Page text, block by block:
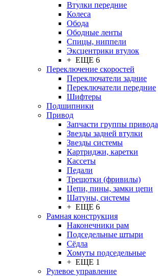
Втулки передние
Колеса
Обода
Ободные ленты
Спицы, ниппели
Эксцентрики втулок
+ ЕЩЕ 6
Переключение скоростей
Переключатели задние
Переключатели передние
Шифтеры
Подшипники
Привод
Запчасти группы привода
Звезды задней втулки
Звезды системы
Картриджи, каретки
Кассеты
Педали
Трещотки (фривилы)
Цепи, пины, замки цепи
Шатуны, системы
+ ЕЩЕ 6
Рамная конструкция
Наконечники рам
Подседельные штыри
Сёдла
Хомуты подседельные
+ ЕЩЕ 1
Рулевое управление